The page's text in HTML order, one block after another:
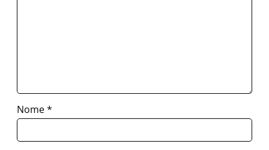
Nome*